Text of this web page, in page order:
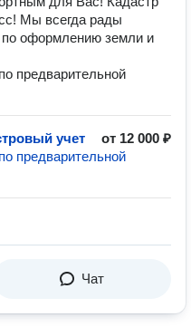
Мы всегда рады
по оформлению земли и
предварительной
учет
от 12 000 ₽
предварительной
Чат